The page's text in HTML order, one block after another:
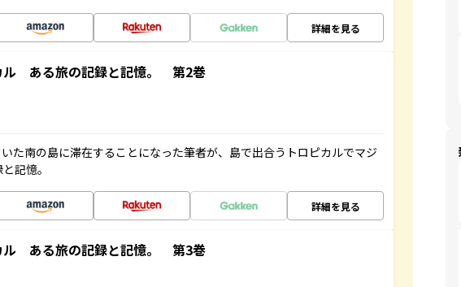
詳細を見る
ル ある旅の記録と記憶。 第2巻
た南の島に滞在することになった筆者が、島で出合うトロピカルでマジ
記憶。
詳細を見る
ル ある旅の記録と記憶。 第3巻